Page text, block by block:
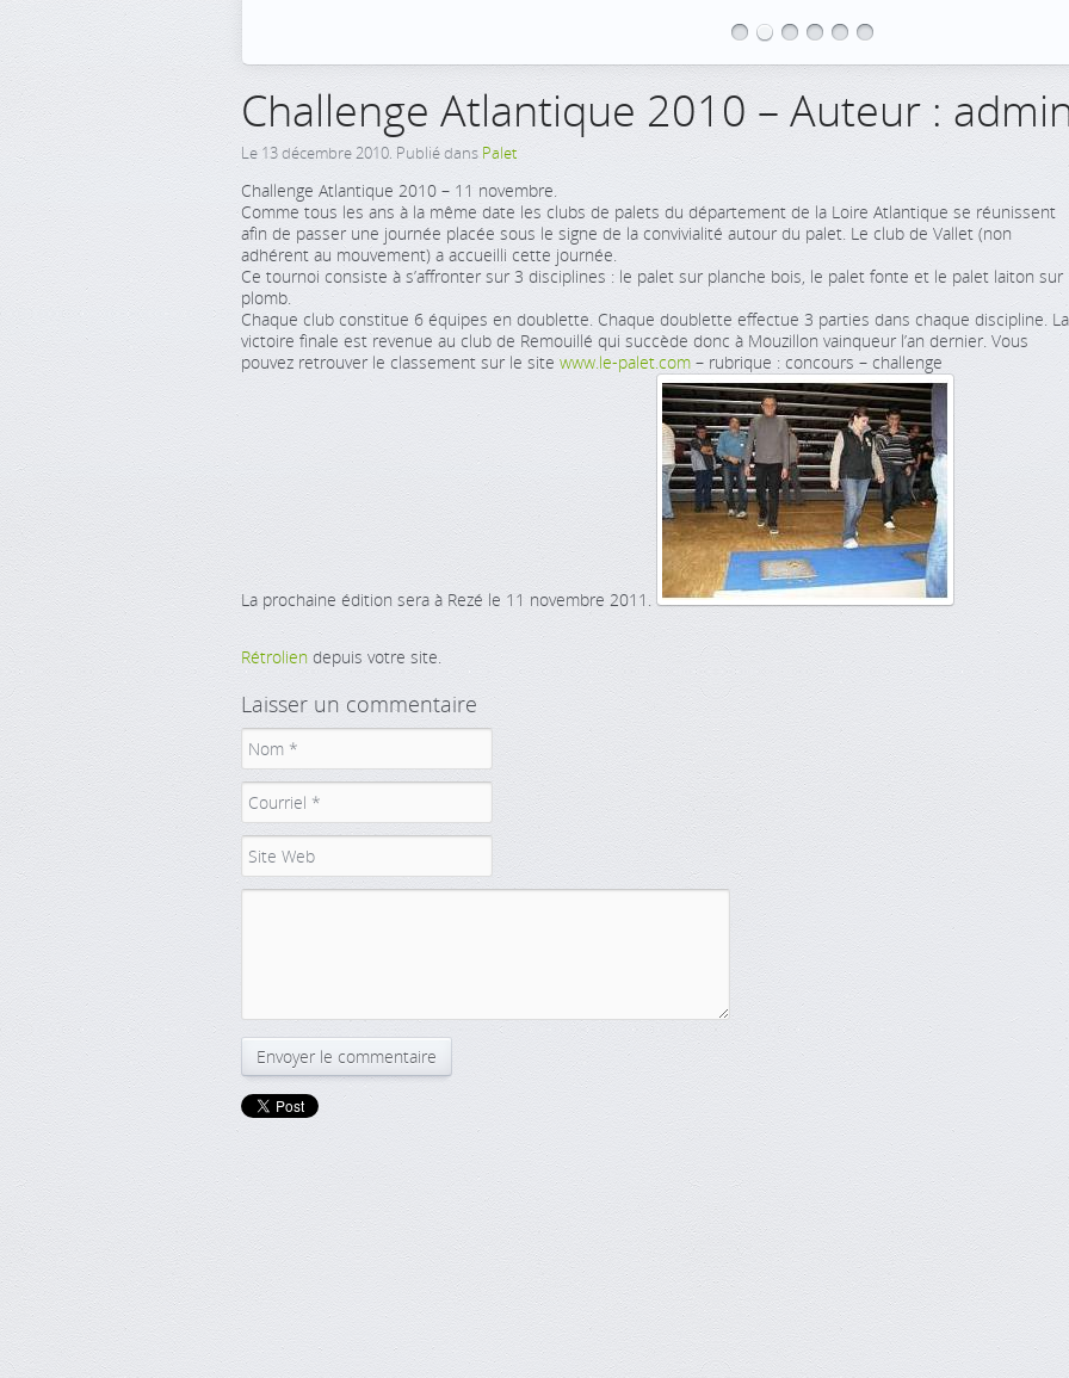
Challenge Atlantique 2010 – Auteur :
Le 13 décembre 2010. Publié dans Palet
Challenge Atlantique 2010 – 11 novembre.
Comme tous les ans à la même date les clubs de palets du département de la Loire Atlantique se réunissent
afin de passer une journée placée sous le signe de la convivialité autour du palet. Le club de Vallet (non
adhérent au mouvement) a accueilli cette journée.
Ce tournoi consiste à s’affronter sur 3 disciplines : le palet sur planche bois, le palet fonte et le palet laiton sur
plomb.
Chaque club constitue 6 équipes en doublette. Chaque doublette effectue 3 parties dans chaque discipline. La
victoire finale est revenue au club de Remouillé qui succède donc à Mouzillon vainqueur l’an dernier. Vous
pouvez retrouver le classement sur le site www.le-palet.com – rubrique : concours – challenge
La prochaine édition sera à Rezé le 11 novembre 2011.
Rétrolien depuis votre site.
Laisser un commentaire